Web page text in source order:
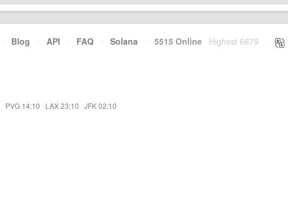
· Blog · API · FAQ · Solana · 5515 Online Highest 6679
· PVG 14:10 · LAX 23:10 · JFK 02:10